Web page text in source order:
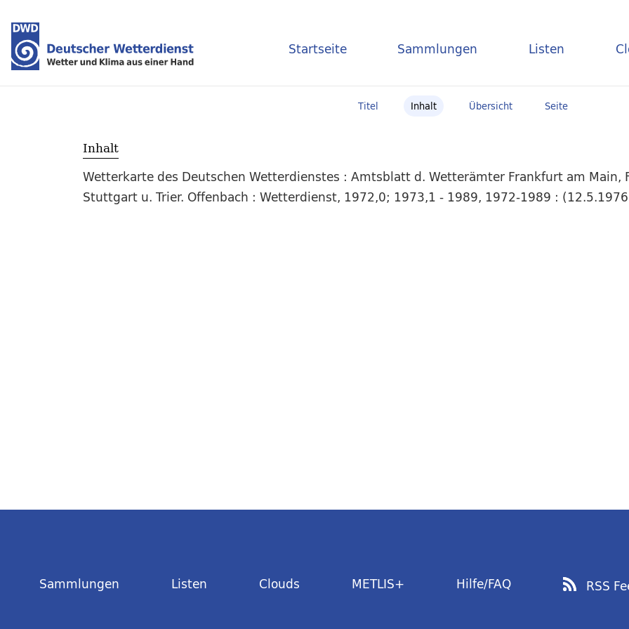
Startseite Sammlungen Listen
Titel Inhalt Übersicht Seite
Inhalt
Wetterkarte des Deutschen Wetterdienstes : Amtsblatt d. Wetterämter Frankfurt am Main,
Stuttgart u. Trier. Offenbach : Wetterdienst, 1972,0; 1973,1 - 1989, 1972-1989 :
Sammlungen Listen Clouds METLIS+ Hilfe/FAQ RSS